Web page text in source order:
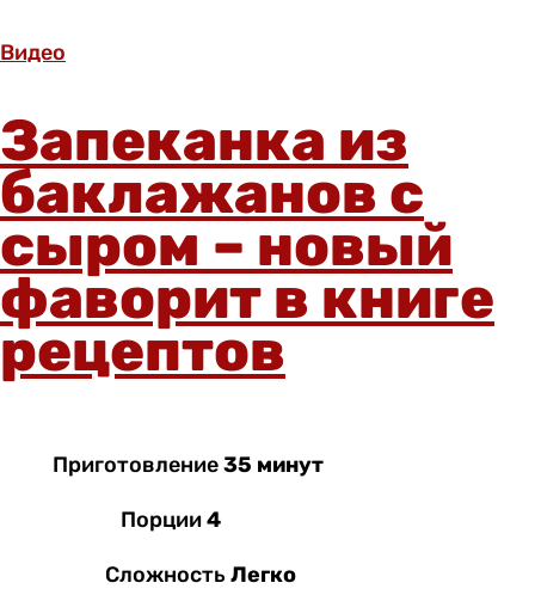
Видео
Запеканка из
баклажанов с
сыром – новый
фаворит в книге
рецептов
Приготовление35 минут
Порции4
Сложность Легко